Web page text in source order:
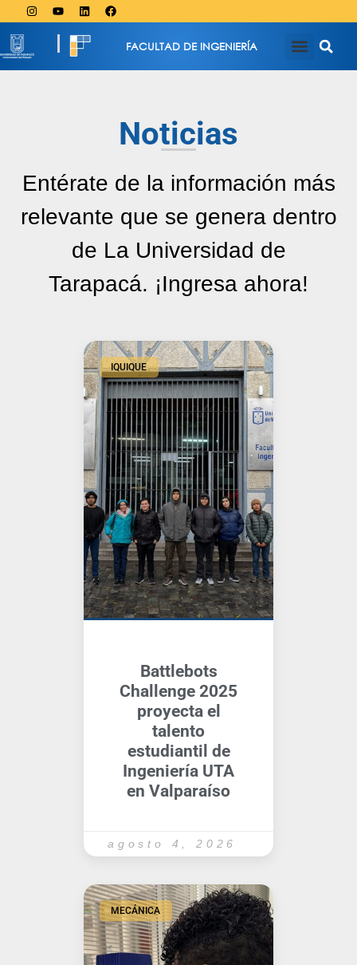
FACULTAD DE INGENIERÍA
Noticias
Entérate de la información más
relevante que se genera dentro
de La Universidad de
Tarapacá. ¡Ingresa ahora!
IQUIQUE
Battlebots
Challenge 2025
proyecta el
talento
estudiantil de
Ingeniería UTA
en Valparaíso
agosto 4, 2026
MECÁNICA